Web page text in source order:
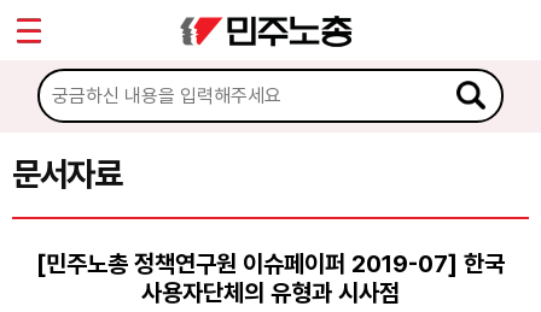
문서자료
[민주노총 정책연구원 이슈페이퍼 2019-07] 한국
사용자단체의 유형과 시사점
마이페이지
소개
소식
Sketchbook5, 스케치북5
Sketchbook5, 스케치북5